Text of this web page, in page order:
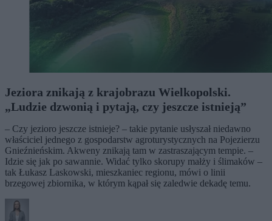
Jeziora znikają z krajobrazu Wielkopolski.
„Ludzie dzwonią i pytają, czy jeszcze istnieją”
– Czy jezioro jeszcze istnieje? – takie pytanie usłyszał niedawno
właściciel jednego z gospodarstw agroturystycznych na Pojezierzu
Gnieźnieńskim. Akweny znikają tam w zastraszającym tempie. –
Idzie się jak po sawannie. Widać tylko skorupy małży i ślimaków –
tak Łukasz Laskowski, mieszkaniec regionu, mówi o linii
brzegowej zbiornika, w którym kąpał się zaledwie dekadę temu.